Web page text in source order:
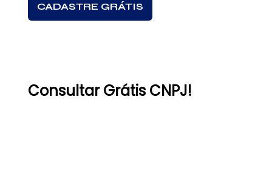
CADASTRE GRÁTIS
Consultar Grátis CNPJ!